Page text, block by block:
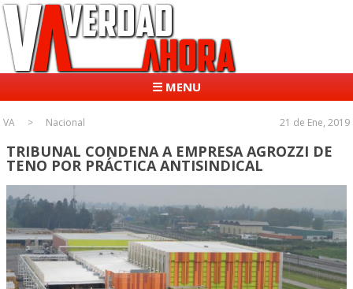
☰ MENU
VA Nacional 21 de Ene, 2019
TRIBUNAL CONDENA A EMPRESA AGROZZI DE
TENO POR PRÁCTICA ANTISINDICAL